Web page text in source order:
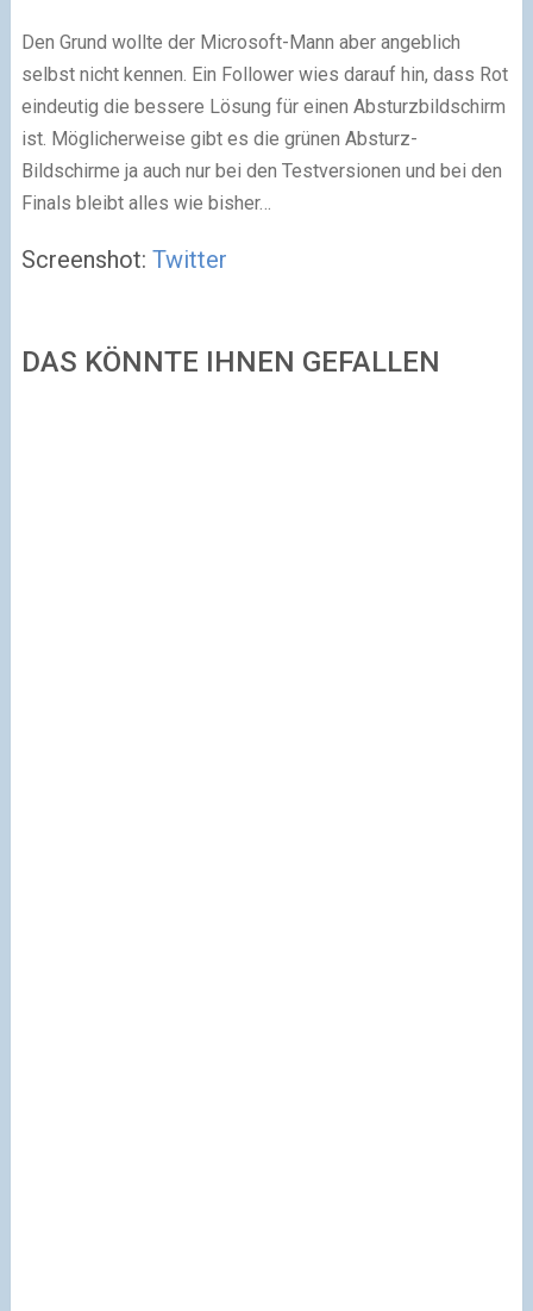
Den Grund wollte der Microsoft-Mann aber angeblich
selbst nicht kennen. Ein Follower wies darauf hin, dass Rot
eindeutig die bessere Lösung für einen Absturzbildschirm
ist. Möglicherweise gibt es die grünen Absturz-
Bildschirme ja auch nur bei den Testversionen und bei den
Finals bleibt alles wie bisher…
Screenshot: Twitter
DAS KÖNNTE IHNEN GEFALLEN